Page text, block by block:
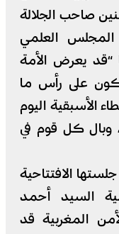
صاحب الجلالة
العلمي
“قد يعرض الأمة
يكون على رأس ما
الأسبقية اليوم
وبال كل قوم في
الافتتاحية
السيد أحمد
المغربية قد